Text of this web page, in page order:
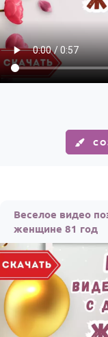
Веселое видео
женщине 81 год